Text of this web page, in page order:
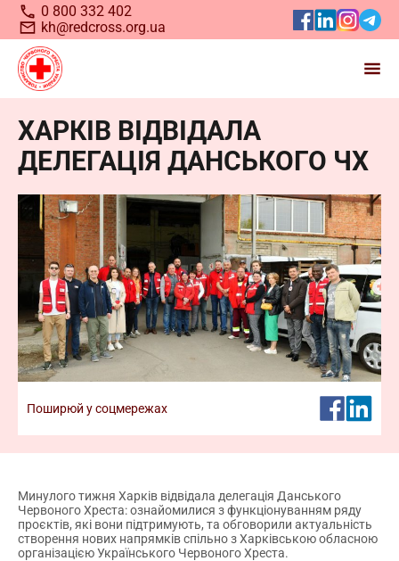
0 800 332 402
kh@redcross.org.ua
ХАРКІВ ВІДВІДАЛА
ДЕЛЕГАЦІЯ ДАНСЬКОГО ЧХ
Поширюй у соцмережах
Минулого тижня Харків відвідала делегація Данського
Червоного Хреста: ознайомилися з функціонуванням ряду
проєктів, які вони підтримують, та обговорили актуальність
створення нових напрямків спільно з Харківською обласною
організацією Українського Червоного Хреста.
Станьте волонтером
УкраїнськогоЧервоного
Хреста
Запрошуємо всіх, хто бажає долучитися до нашої
команди. Відтепер реєстрація кандидатів у
Дізнатися більше про волонтерство